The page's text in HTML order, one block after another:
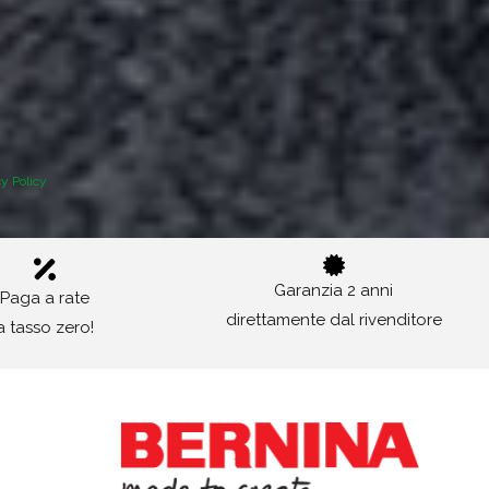
Policy
Paga a rate
tasso zero!
Garanzia 2 anni
direttamente dal rivenditore